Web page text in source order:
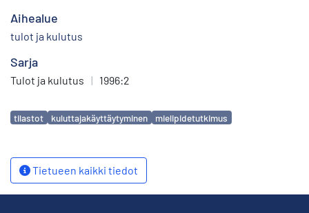
Aihealue
tulot ja kulutus
Sarja
Tulot ja kulutus | 1996:2
Avainsanat
tilastot kuluttajakäyttäytyminen mielipidetutkimus
Tietueen kaikki tiedot